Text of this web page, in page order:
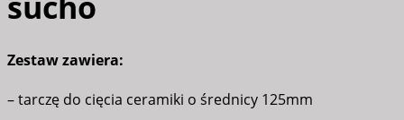
Zestaw zawiera:
– tarczę do cięcia ceramiki o średnicy 125mm